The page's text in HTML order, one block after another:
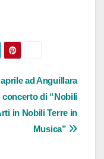
aprile ad Anguillara
concerto di “Nobili
in Nobili Terre in
Musica”